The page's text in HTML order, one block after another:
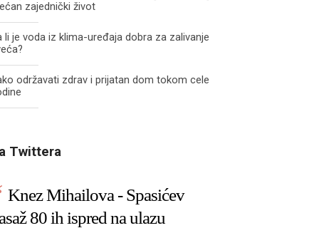
zajednički život
li je voda iz klima-uređaja dobra za zalivanje
održavati zdrav i prijatan dom tokom cele
Twittera
Knez Mihailova - Spasićev
80 ih ispred na ulazu